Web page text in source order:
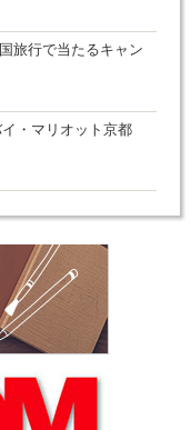
旅行で当たるキャン
・マリオット京都